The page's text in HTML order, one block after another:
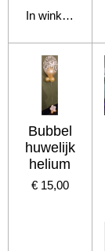
In winkelwagen
Bubbel
huwelijk
helium
€ 15,00